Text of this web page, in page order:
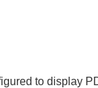
to display